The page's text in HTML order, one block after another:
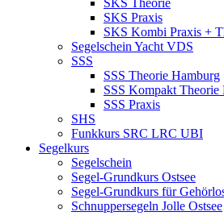
SKS Praxis
SKS Kombi Praxis +
Segelschein Yacht VDS
SSS
SSS Theorie Hamburg
SSS Kompakt Theorie
SSS Praxis
SHS
Funkkurs SRC LRC UBI
Segelkurs
Segelschein
Segel-Grundkurs Ostsee
Segel-Grundkurs für
Schnuppersegeln Jolle Ostsee